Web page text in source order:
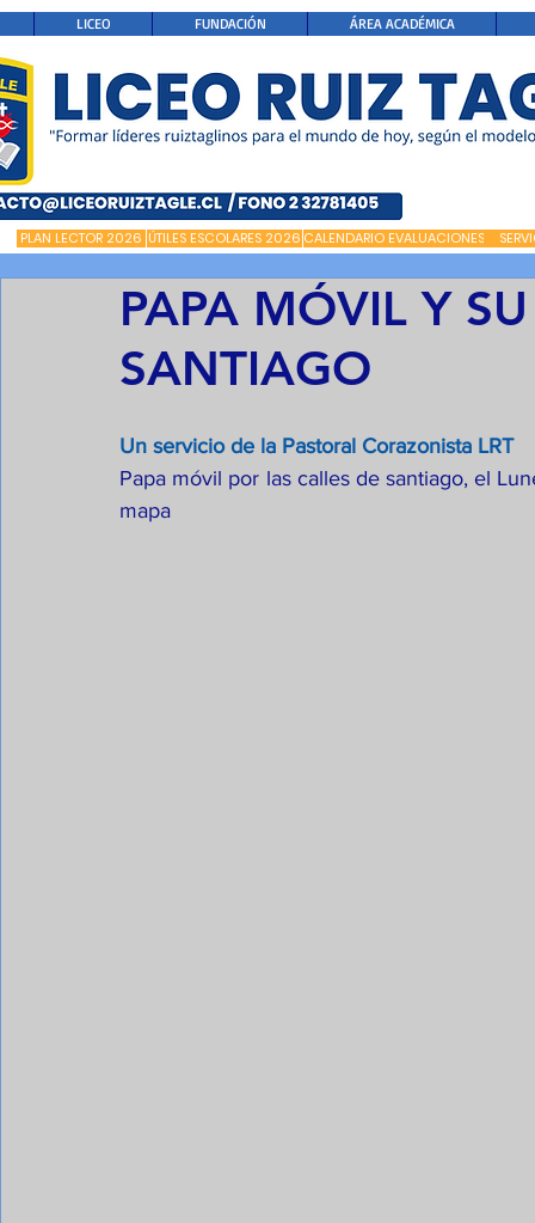
LICEO FUNDACIÓN ÁREA ACADÉMICA
PLAN LECTOR 2026 ÚTILES ESCOLARES 2026 CALENDARIO EVALUACIONES
PAPA MÓVIL Y
SANTIAGO
Un servicio de la Pastoral Corazonista LRT
Papa móvil por las calles de santiago, el
mapa